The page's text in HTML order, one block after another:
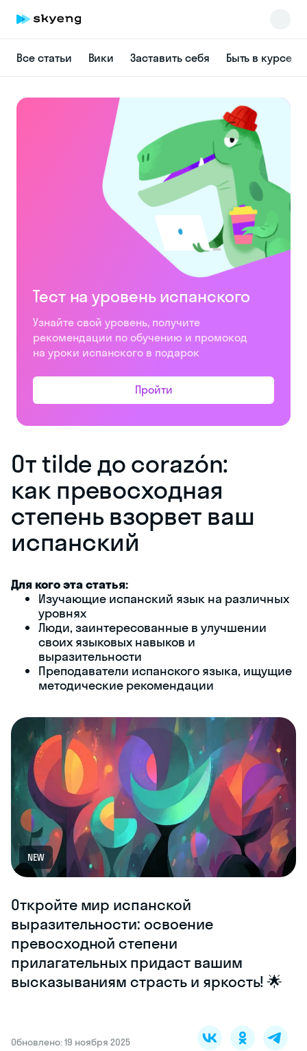
Все статьи Вики Заставить себя Быть в курсе
Тест на уровень испанского
Узнайте свой уровень, получите
рекомендации по обучению и промокод
на уроки испанского в подарок
Пройти
От tilde до corazón:
как превосходная
степень взорвет ваш
испанский
Для кого эта статья:
Изучающие испанский язык на различных
уровнях
Люди, заинтересованные в улучшении
своих языковых навыков и
выразительности
Преподаватели испанского языка, ищущие
методические рекомендации
NEW
Откройте мир испанской
выразительности: освоение
превосходной степени
прилагательных придаст вашим
высказываниям страсть и яркость! 🌟
Обновлено: 19 ноября 2025